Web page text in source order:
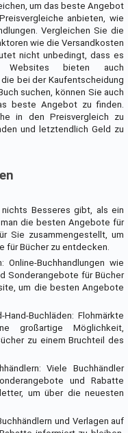
um das beste Angebot
anbieten, wie
Vergleichen Sie die
wie die Versandkosten
nicht unbedingt, dass es
bieten auch
bei der Kaufentscheidung
suchen, können Sie auch
beste Angebot zu finden.
in den Preisvergleich zu
und letztendlich Geld zu
Besseres gibt, als ein
die besten Angebote für
Sie zusammengestellt, um
für Bücher zu entdecken.
Online-Buchhandlungen wie
Sonderangebote für Bücher
um die besten Angebote
Buchläden: Flohmärkte
großartige Möglichkeit,
zu einem Bruchteil des
Viele Buchhändler
und Rabatte
um über die neuesten
und Verlagen auf